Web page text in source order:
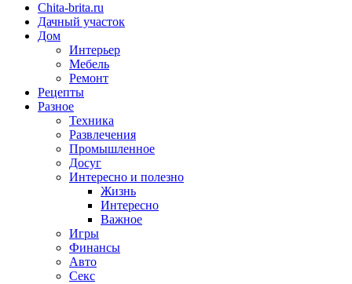
Chita-brita.ru
Дачный участок
Дом
Интерьер
Мебель
Ремонт
Рецепты
Разное
Техника
Развлечения
Промышленное
Досуг
Интересно и полезно
Жизнь
Интересно
Важное
Игры
Финансы
Авто
Секс